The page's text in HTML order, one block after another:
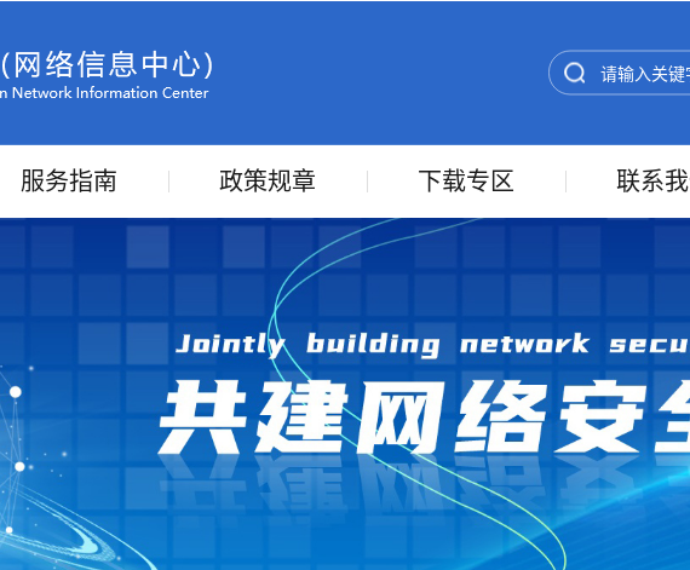
服务指南 政策规章 下载专区 联系我